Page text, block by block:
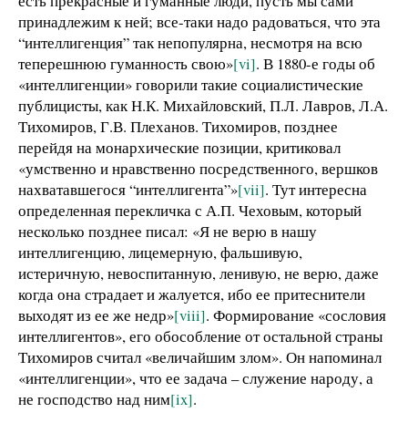
принадлежим к ней; все-таки надо радоваться, что эта
“интеллигенция” так непопулярна, несмотря на всю
теперешнюю гуманность свою»[vi]. В 1880-е годы об
«интеллигенции» говорили такие социалистические
публицисты, как Н.К. Михайловский, П.Л. Лавров, Л.А.
Тихомиров, Г.В. Плеханов. Тихомиров, позднее
перейдя на монархические позиции, критиковал
«умственно и нравственно посредственного, вершков
нахватавшегося “интеллигента”»[vii]. Тут интересна
определенная перекличка с А.П. Чеховым, который
несколько позднее писал: «Я не верю в нашу
интеллигенцию, лицемерную, фальшивую,
истеричную, невоспитанную, ленивую, не верю, даже
когда она страдает и жалуется, ибо ее притеснители
выходят из ее же недр»[viii]. Формирование «сословия
интеллигентов», его обособление от остальной страны
Тихомиров считал «величайшим злом». Он напоминал
«интеллигенции», что ее задача – служение народу, а
не господство над ним[ix].